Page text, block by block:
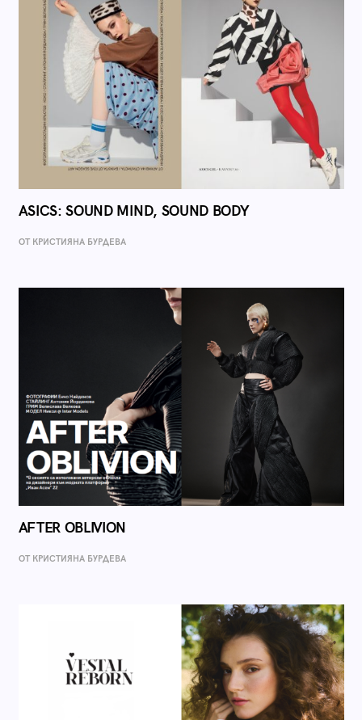
ASICS: SOUND MIND, SOUND BODY
ОТ КРИСТИЯНА БУРДЕВА
AFTER OBLIVION
ОТ КРИСТИЯНА БУРДЕВА